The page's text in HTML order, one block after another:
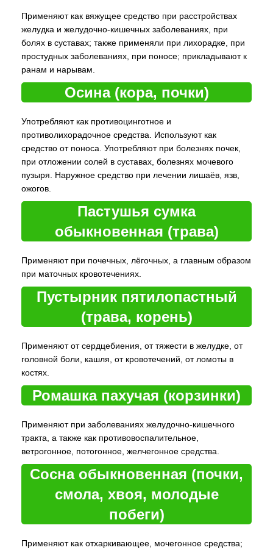
Применяют как вяжущее средство при расстройствах
желудка и желудочно-кишечных заболеваниях, при
болях в суставах; также применяли при лихорадке, при
простудных заболеваниях, при поносе; прикладывают к
ранам и нарывам.
Осина (кора, почки)
Употребляют как противоцинготное и
противолихорадочное средства. Используют как
средство от поноса. Употребляют при болезнях почек,
при отложении солей в суставах, болезнях мочевого
пузыря. Наружное средство при лечении лишаёв, язв,
ожогов.
Пастушья сумка
обыкновенная (трава)
Применяют при почечных, лёгочных, а главным образом
при маточных кровотечениях.
Пустырник пятилопастный
(трава, корень)
Применяют от сердцебиения, от тяжести в желудке, от
головной боли, кашля, от кровотечений, от ломоты в
костях.
Ромашка пахучая (корзинки)
Применяют при заболеваниях желудочно-кишечного
тракта, а также как противовоспалительное,
ветрогонное, потогонное, желчегонное средства.
Сосна обыкновенная (почки,
смола, хвоя, молодые
побеги)
Применяют как отхаркивающее, мочегонное средства;